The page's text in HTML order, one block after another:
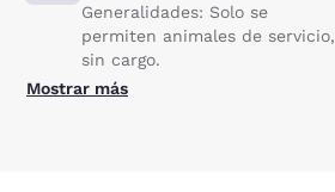
Generalidades: Solo se
permiten animales de servicio,
sin cargo.
Mostrar más